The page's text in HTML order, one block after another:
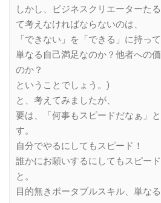
しかし、ビジネスクリエーターた
て考えなければならないのは、
「できない」を「できる」に持って
単なる自己満足なのか？他者への
のか？
ということでしょう。)
と、考えてみましたが、
要は、「何事もスピードだなぁ」
す。
自分でやるにしてもスピード！
誰かにお願いするにしてもスピード
と。
目的無きポータブルスキル、単な